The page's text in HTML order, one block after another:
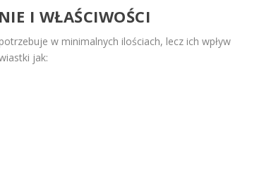
I WŁAŚCIWOŚCI
w minimalnych ilościach, lecz ich wpływ
jak: